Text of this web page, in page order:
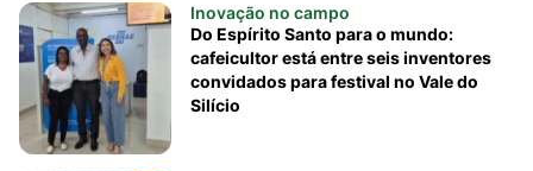
Inovação no campo
Do Espírito Santo para o mundo:
cafeicultor está entre seis inventores
convidados para festival no Vale do
Silício